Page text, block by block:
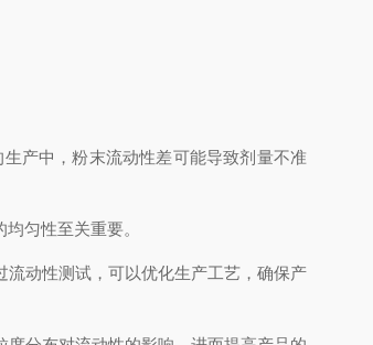
产中，粉末流动性差可能导致剂量不准
匀性至关重要。
动性测试，可以优化生产工艺，确保产